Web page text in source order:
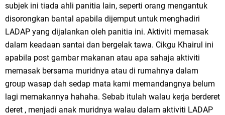
subjek ini tiada ahli panitia lain, seperti orang mengantuk
disorongkan bantal apabila dijemput untuk menghadiri
LADAP yang dijalankan oleh panitia ini. Aktiviti memasak
dalam keadaan santai dan bergelak tawa. Cikgu Khairul ini
apabila post gambar makanan atau apa sahaja aktiviti
memasak bersama muridnya atau di rumahnya dalam
group wasap dah sedap mata kami memandangnya belum
lagi memakannya hahaha. Sebab itulah walau kerja berderet
deret , menjadi anak muridnya walau dalam aktiviti LADAP